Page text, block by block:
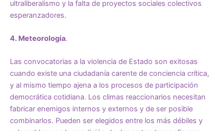
ultraliberalismo y la falta de proyectos sociales colectivos
esperanzadores.
4. Meteorología.
Las convocatorias a la violencia de Estado son exitosas
cuando existe una ciudadanía carente de conciencia crítica,
y al mismo tiempo ajena a los procesos de participación
democrática cotidiana. Los climas reaccionarios necesitan
fabricar enemigos internos y externos y de ser posible
combinarlos. Pueden ser elegidos entre los más débiles y